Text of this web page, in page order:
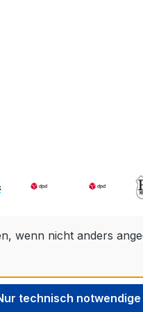
wenn nicht anders
technisch notwendige